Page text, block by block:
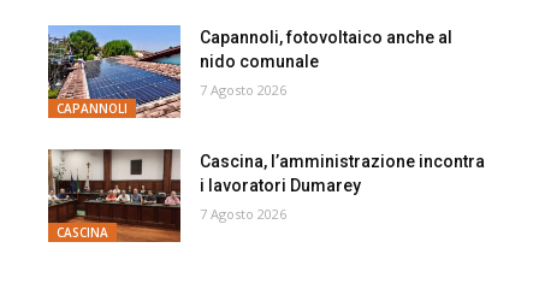
CAPANNOLI
Capannoli, fotovoltaico anche al
nido comunale
7 Agosto 2026
CASCINA
Cascina, l’amministrazione incontra
i lavoratori Dumarey
7 Agosto 2026